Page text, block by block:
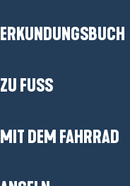
ERKUNDUNGSBUCH
ZU FUSS
MIT DEM FAHRRAD